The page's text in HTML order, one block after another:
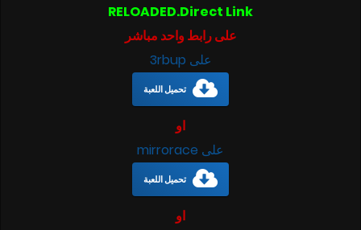
RELOADED.Direct Link
على رابط واحد مباشر
على 3rbup
تحميل اللعبة
او
على mirrorace
تحميل اللعبة
او